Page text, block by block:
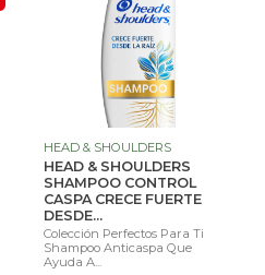
HEAD & SHOULDERS
HEAD & SHOULDERS
SHAMPOO CONTROL
CASPA CRECE FUERTE
DESDE...
Colección Perfectos Para Ti
Shampoo Anticaspa Que
Ayuda A...